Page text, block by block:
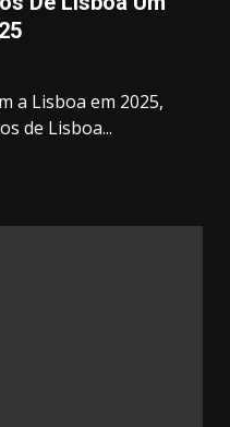
a Lisboa em 2025,
de Lisboa...